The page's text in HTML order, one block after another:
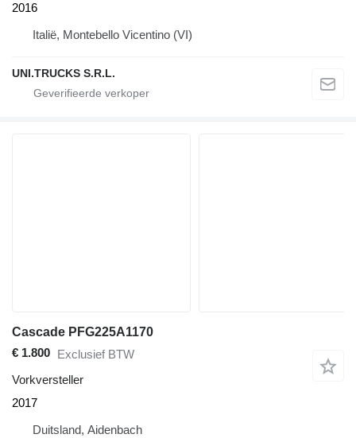
2016
Italië, Montebello Vicentino (VI)
UNI.TRUCKS S.R.L.
Cascade PFG225A1170
€ 1.800 Exclusief BTW
Vorkversteller
2017
Duitsland, Aidenbach